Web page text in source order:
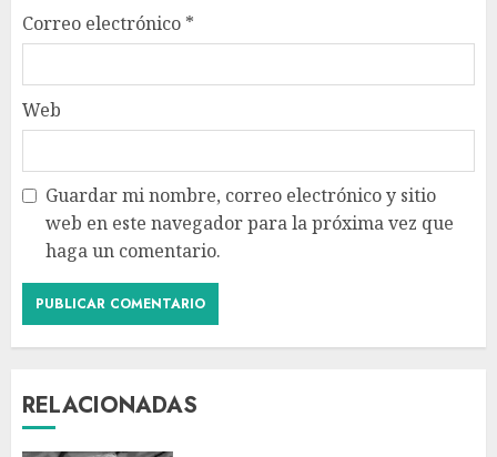
Correo electrónico *
Web
Guardar mi nombre, correo electrónico y sitio
web en este navegador para la próxima vez que
haga un comentario.
RELACIONADAS